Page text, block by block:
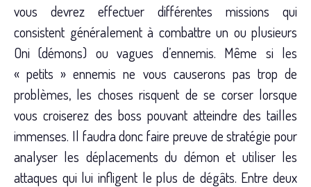
vous devrez effectuer différentes missions qui
consistent généralement à combattre un ou plusieurs
Oni (démons) ou vagues d’ennemis. Même si les
« petits » ennemis ne vous causerons pas trop de
problèmes, les choses risquent de se corser lorsque
vous croiserez des boss pouvant atteindre des tailles
immenses. Il faudra donc faire preuve de stratégie pour
analyser les déplacements du démon et utiliser les
attaques qui lui infligent le plus de dégâts. Entre deux